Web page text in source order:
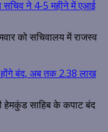
सचिव ने 4-5 महीने में एआई
को सचिवालय में राजस्व
बंद, अब तक 2.38 लाख
हेमकुंड साहिब के कपाट बंद